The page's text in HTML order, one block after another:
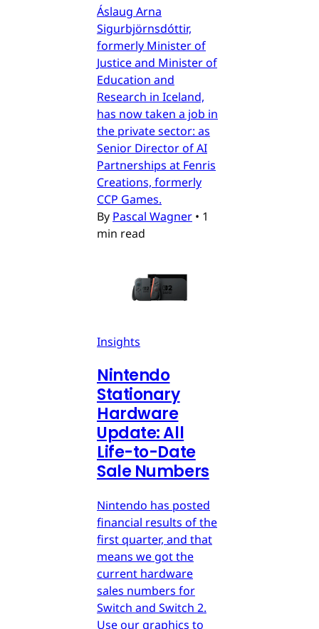
Áslaug Arna
Sigurbjörnsdóttir,
formerly Minister of
Justice and Minister of
Education and
Research in Iceland,
has now taken a job in
the private sector: as
Senior Director of AI
Partnerships at Fenris
Creations, formerly
CCP Games.
By Pascal Wagner • 1
min read
Insights
Nintendo
Stationary
Hardware
Update: All
Life-to-Date
Sale Numbers
Nintendo has posted
financial results of the
first quarter, and that
means we got the
current hardware
sales numbers for
Switch and Switch 2.
Use our graphics to